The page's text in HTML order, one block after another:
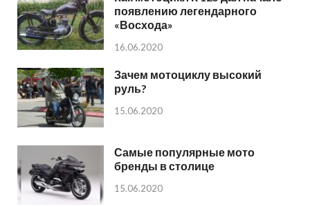
появлению легендарного
«Восхода»
16.06.2020
Зачем мотоциклу высокий
руль?
15.06.2020
Самые популярные мото
бренды в столице
15.06.2020